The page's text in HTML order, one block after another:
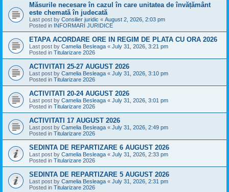
Măsurile necesare în cazul în care unitatea de învățământ
este chemată în judecată
Last post by Consilier juridic « August 2, 2026, 2:03 pm
Posted in INFORMARI JURIDICE
ETAPA ACORDARE ORE IN REGIM DE PLATA CU ORA 2026
Last post by Camelia Besleaga « July 31, 2026, 3:21 pm
Posted in Titularizare 2026
ACTIVITATI 25-27 AUGUST 2026
Last post by Camelia Besleaga « July 31, 2026, 3:10 pm
Posted in Titularizare 2026
ACTIVITATI 20-24 AUGUST 2026
Last post by Camelia Besleaga « July 31, 2026, 3:01 pm
Posted in Titularizare 2026
ACTIVITATI 17 AUGUST 2026
Last post by Camelia Besleaga « July 31, 2026, 2:49 pm
Posted in Titularizare 2026
SEDINTA DE REPARTIZARE 6 AUGUST 2026
Last post by Camelia Besleaga « July 31, 2026, 2:33 pm
Posted in Titularizare 2026
SEDINTA DE REPARTIZARE 5 AUGUST 2026
Last post by Camelia Besleaga « July 31, 2026, 2:31 pm
Posted in Titularizare 2026